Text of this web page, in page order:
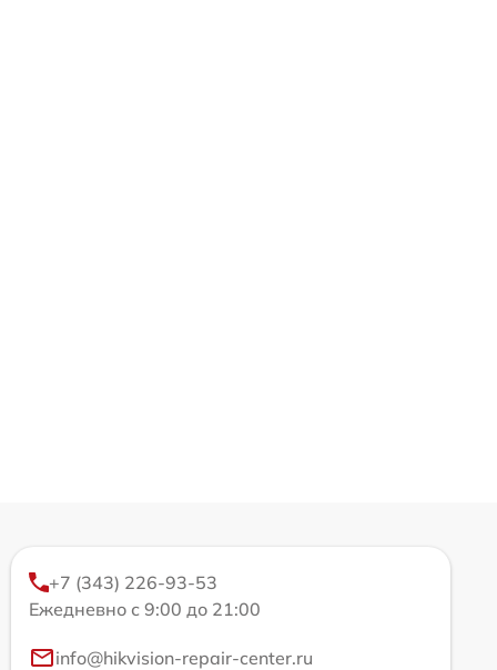
+7 (343) 226-93-53
Ежедневно с 9:00 до 21:00
info@hikvision-repair-center.ru